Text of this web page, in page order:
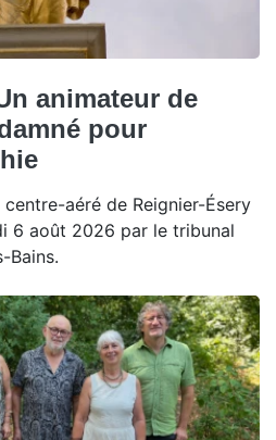
animateur de
pour
aéré de Reignier-Ésery
6 août 2026 par le tribunal
Bains.